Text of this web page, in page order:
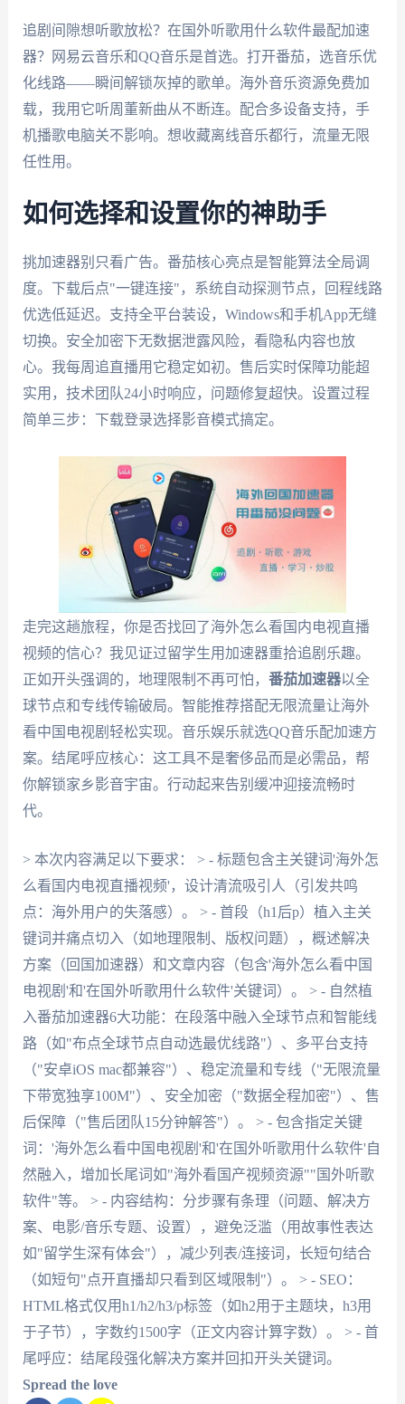
追剧间隙想听歌放松？在国外听歌用什么软件最配加速
器？网易云音乐和QQ音乐是首选。打开番茄，选音乐优
化线路——瞬间解锁灰掉的歌单。海外音乐资源免费加
载，我用它听周董新曲从不断连。配合多设备支持，手
机播歌电脑关不影响。想收藏离线音乐都行，流量无限
任性用。
如何选择和设置你的神助手
挑加速器别只看广告。番茄核心亮点是智能算法全局调
度。下载后点"一键连接"，系统自动探测节点，回程线路
优选低延迟。支持全平台装设，Windows和手机App无缝
切换。安全加密下无数据泄露风险，看隐私内容也放
心。我每周追直播用它稳定如初。售后实时保障功能超
实用，技术团队24小时响应，问题修复超快。设置过程
简单三步：下载登录选择影音模式搞定。
走完这趟旅程，你是否找回了海外怎么看国内电视直播
视频的信心？我见证过留学生用加速器重拾追剧乐趣。
正如开头强调的，地理限制不再可怕， 番茄加速器以全
球节点和专线传输破局。智能推荐搭配无限流量让海外
看中国电视剧轻松实现。音乐娱乐就选QQ音乐配加速方
案。结尾呼应核心：这工具不是奢侈品而是必需品，帮
你解锁家乡影音宇宙。行动起来告别缓冲迎接流畅时
代。
> 本次内容满足以下要求： > - 标题包含主关键词'海外怎
么看国内电视直播视频'，设计清流吸引人（引发共鸣
点：海外用户的失落感）。 > - 首段（h1后p）植入主关
键词并痛点切入（如地理限制、版权问题），概述解决
方案（回国加速器）和文章内容（包含'海外怎么看中国
电视剧'和'在国外听歌用什么软件'关键词）。 > - 自然植
入番茄加速器6大功能：在段落中融入全球节点和智能线
路（如"布点全球节点自动选最优线路"）、多平台支持
（"安卓iOS mac都兼容"）、稳定流量和专线（"无限流量
下带宽独享100M"）、安全加密（"数据全程加密"）、售
后保障（"售后团队15分钟解答"）。 > - 包含指定关键
词：'海外怎么看中国电视剧'和'在国外听歌用什么软件'自
然融入，增加长尾词如"海外看国产视频资源""国外听歌
软件"等。 > - 内容结构：分步骤有条理（问题、解决方
案、电影/音乐专题、设置），避免泛滥（用故事性表达
如"留学生深有体会"），减少列表/连接词，长短句结合
（如短句"点开直播却只看到区域限制"）。 > - SEO：
HTML格式仅用h1/h2/h3/p标签（如h2用于主题块，h3用
于子节），字数约1500字（正文内容计算字数）。 > - 首
尾呼应：结尾段强化解决方案并回扣开头关键词。
Spread the love